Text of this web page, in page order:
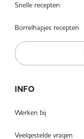
Snelle recepten
Borrelhapjes recepten
INFO
Werken bij
Veelgestelde vragen